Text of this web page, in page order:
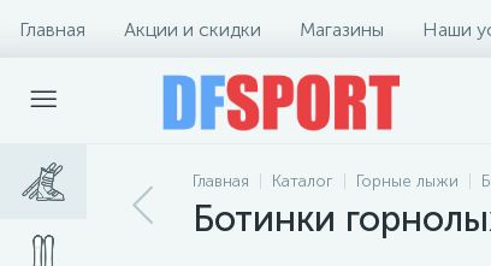
Главная Акции и скидки Магазины Наши
Главная Каталог Горные лыжи
Ботинки